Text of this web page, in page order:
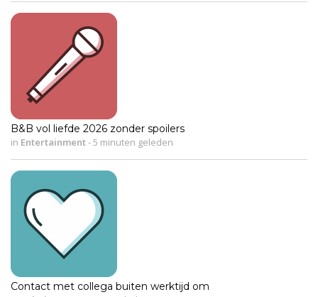
B&B vol liefde 2026 zonder spoilers
in Entertainment-5 minuten geleden
Contact met collega buiten werktijd om